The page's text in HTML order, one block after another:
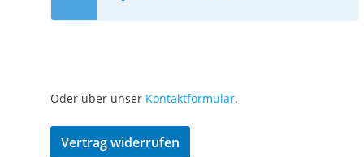
Oder über unser Kontaktformular.
Vertrag widerrufen